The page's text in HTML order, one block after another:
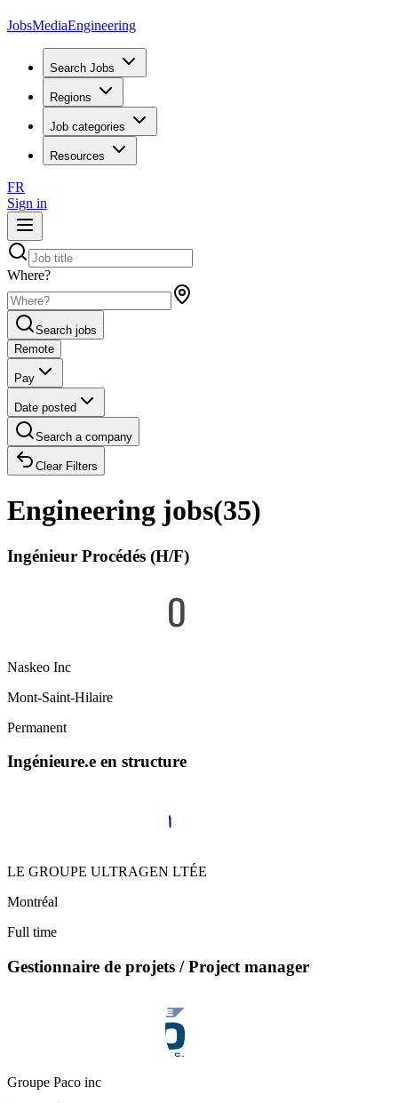
JobsMediaEngineering
Search Jobs
Regions
Job categories
Resources
FR
Sign in
Where?
Search jobs
Remote
Pay
Date posted
Search a company
Clear Filters
Engineering jobs(35)
Ingénieur Procédés (H/F)
Naskeo Inc
Mont-Saint-Hilaire
Permanent
Ingénieure.e en structure
LE GROUPE ULTRAGEN LTÉE
Montréal
Full time
Gestionnaire de projets / Project manager
Groupe Paco inc